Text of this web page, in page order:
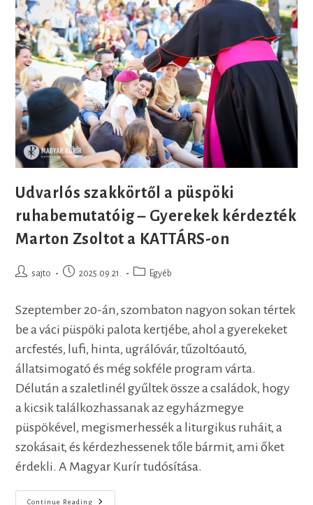
–
Közösségi
Térré
Vált
Vácon
A
Püspöki
Palotakert
Udvarlós szakkörtől a püspöki
ruhabemutatóig – Gyerekek kérdezték
Marton Zsoltot a KATTÁRS-on
Post sajto
Post 2025.09.21.
Post Egyéb
Szeptember 20-án, szombaton nagyon sokan tértek
be a váci püspöki palota kertjébe, ahol a gyerekeket
arcfestés, lufi, hinta, ugrálóvár, tűzoltóautó,
állatsimogató és még sokféle program várta.
Délután a szaletlinél gyűltek össze a családok, hogy
a kicsik találkozhassanak az egyházmegye
püspökével, megismerhessék a liturgikus ruháit, a
szokásait, és kérdezhessenek tőle bármit, ami őket
érdekli. A Magyar Kurír tudósítása.
Continue ReadingUdvarlós